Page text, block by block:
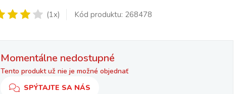
(1x) Kód produktu: 268478
Momentálne nedostupné
Tento produkt už nie je možné objednať
SPÝTAJTE SA NÁS